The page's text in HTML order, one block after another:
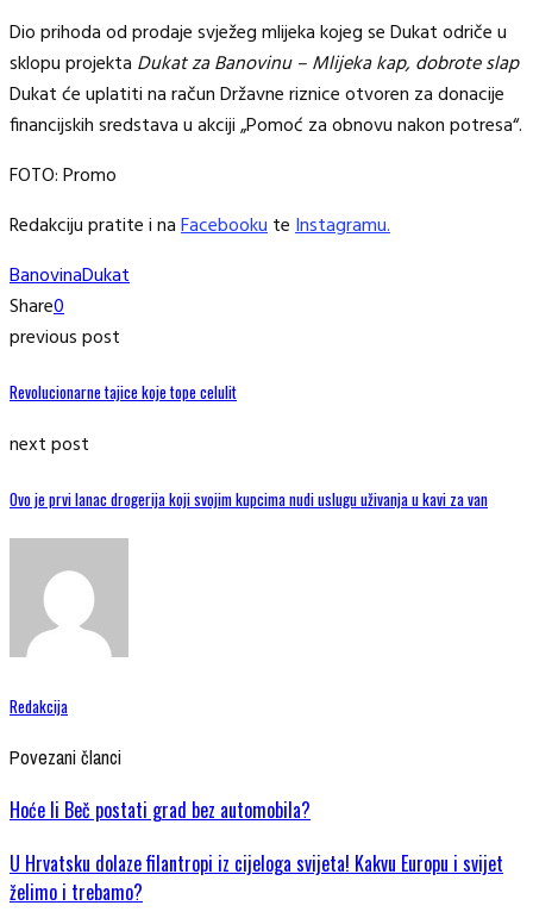
Dio prihoda od prodaje svježeg mlijeka kojeg se Dukat odriče u
sklopu projekta Dukat za Banovinu – Mlijeka kap, dobrote slap
Dukat će uplatiti na račun Državne riznice otvoren za donacije
financijskih sredstava u akciji „Pomoć za obnovu nakon potresa“.
FOTO: Promo
Redakciju pratite i naFacebookuteInstagramu.
BanovinaDukat
Share0
previous post
Revolucionarne tajice koje tope celulit
next post
Ovo je prvi lanac drogerija koji svojim kupcima nudi uslugu uživanja u kavi za van
Redakcija
Povezani članci
Hoće li Beč postati grad bez automobila?
U Hrvatsku dolaze filantropi iz cijeloga svijeta! Kakvu Europu i svijet
želimo i trebamo?